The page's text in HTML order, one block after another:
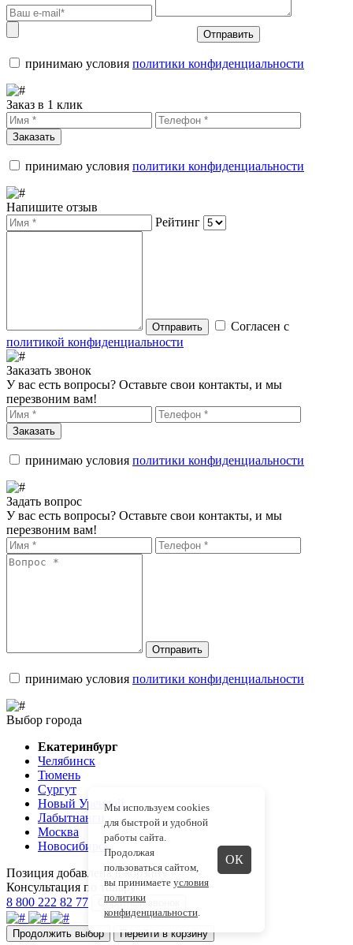
Отправить
принимаю условия политики конфиденциальности
Заказ в 1 клик
Заказать
принимаю условия политики конфиденциальности
Напишите отзыв
Рейтинг
Отправить
Согласен с
политикой конфиденциальности
Заказать звонок
У вас есть вопросы? Оставьте свои контакты, и мы
перезвоним вам!
Заказать
принимаю условия политики конфиденциальности
Задать вопрос
У вас есть вопросы? Оставьте свои контакты, и мы
перезвоним вам!
Отправить
принимаю условия политики конфиденциальности
Выбор города
Екатеринбург
Челябинск
Тюмень
Сургут
Новый Уренгой
Лабытнанги
Москва
Новосибирск
Позиция добавлена в корзину
Консультация по товару
8 800 222 82 77
Обратный звонок
Продолжить выбор Перейти в корзину
Мы используем cookies
для быстрой и удобной
работы сайта.
Продолжая
пользоваться сайтом,
вы принимаете условия
политики
конфиденциальности.
ОК